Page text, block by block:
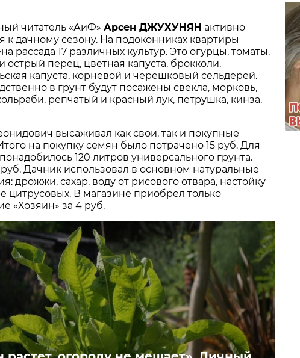
читатель «АиФ» Арсен ДЖУХУНЯН активно
к дачному сезону. На подоконниках квартиры
рассада 17 различных культур. Это огурцы, томаты,
острый перец, цветная капуста, брокколи,
капуста, корневой и черешковый сельдерей.
в грунт будут посажены свекла, морковь,
репчатый и красный лук, петрушка, кинза,
высаживал как свои, так и покупные
на покупку семян было потрачено 15 руб. Для
120 литров универсального грунта.
руб. Дачник использовал в основном натуральные
дрожжи, сахар, воду от рисового отвара, настойку
цитрусовых. В магазине приобрел только
«Хозяин» за 4 руб.